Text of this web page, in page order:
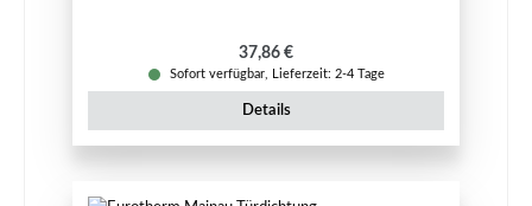
Regulärer Preis:
37,86 €
Sofort verfügbar, Lieferzeit: 2-4 Tage
Details